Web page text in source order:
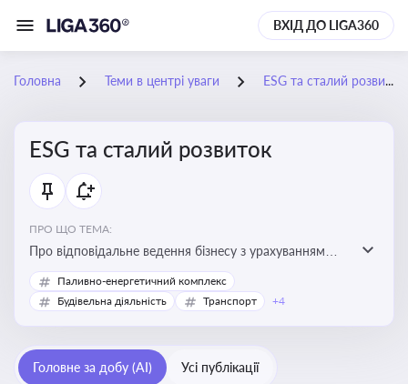
ВХІД ДО LIGA360
Головна Теми в центрі уваги ESG та сталий розвиток
ESG та сталий розвиток
ПРО ЩО ТЕМА:
Про відповідальне ведення бізнесу з урахуванням
екологічних, соціальних та управлінських факторів
для досягнення довгострокової сталості
Паливно-енергетичний комплекс
Будівельна діяльність
Транспорт +4
Головне за добу (AI) Усі публікації